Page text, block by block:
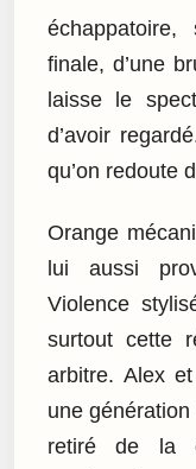
finale, d’une
laisse le
d’avoir
qu’on redoute
Orange
lui aussi
Violence
surtout cette
arbitre. Alex
une
retiré de la